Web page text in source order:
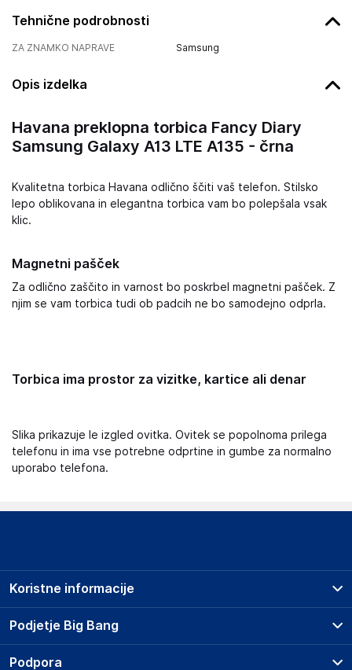
Tehnične podrobnosti
ZA ZNAMKO NAPRAVE Samsung
Opis izdelka
Havana preklopna torbica Fancy Diary
Samsung Galaxy A13 LTE A135 - črna
Kvalitetna torbica Havana odlično ščiti vaš telefon. Stilsko
lepo oblikovana in elegantna torbica vam bo polepšala vsak
klic.
Magnetni pašček
Za odlično zaščito in varnost bo poskrbel magnetni pašček. Z
njim se vam torbica tudi ob padcih ne bo samodejno odprla.
Torbica ima prostor za vizitke, kartice ali denar
Slika prikazuje le izgled ovitka. Ovitek se popolnoma prilega
telefonu in ima vse potrebne odprtine in gumbe za normalno
uporabo telefona.
Podjetje Big Bang
O podjetju
Koristne informacije
Prodajna mesta
Storitve
Podpora